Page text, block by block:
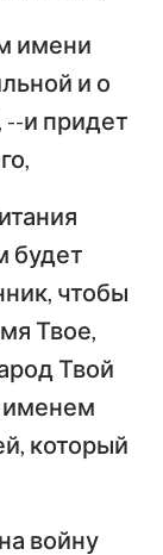
имени
и о
и придет
будет
чтобы
Твое,
Твой
именем
который
войну